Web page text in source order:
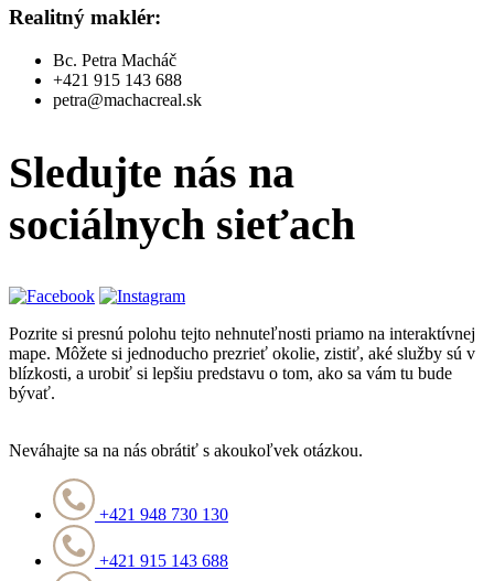
Realitný maklér:
Bc. Petra Macháč
+421 915 143 688
petra@machacreal.sk
Sledujte nás na
sociálnych sieťach
Pozrite si presnú polohu tejto nehnuteľnosti priamo na interaktívnej
mape. Môžete si jednoducho prezrieť okolie, zistiť, aké služby sú v
blízkosti, a urobiť si lepšiu predstavu o tom, ako sa vám tu bude
bývať.
Neváhajte sa na nás obrátiť s akoukoľvek otázkou.
+421 948 730 130
+421 915 143 688